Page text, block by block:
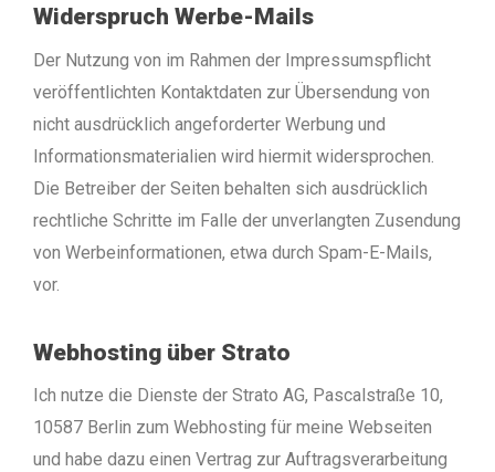
Widerspruch Werbe-Mails
Der Nutzung von im Rahmen der Impressumspflicht
veröffentlichten Kontaktdaten zur Übersendung von
nicht ausdrücklich angeforderter Werbung und
Informationsmaterialien wird hiermit widersprochen.
Die Betreiber der Seiten behalten sich ausdrücklich
rechtliche Schritte im Falle der unverlangten Zusendung
von Werbeinformationen, etwa durch Spam-E-Mails,
vor.
Webhosting über Strato
Ich nutze die Dienste der Strato AG, Pascalstraße 10,
10587 Berlin zum Webhosting für meine Webseiten
und habe dazu einen Vertrag zur Auftragsverarbeitung